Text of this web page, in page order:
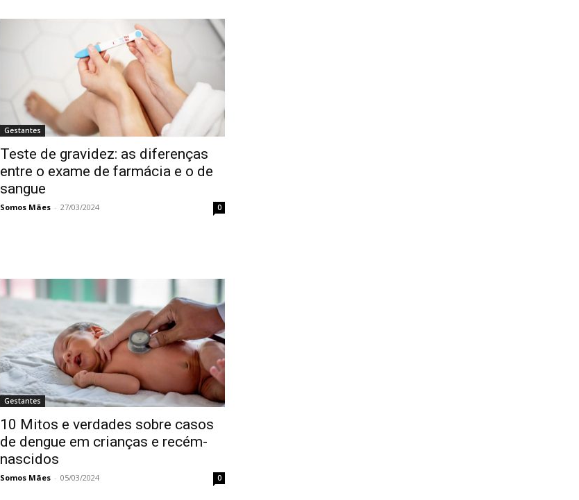
Gestantes
Teste de gravidez: as diferenças
entre o exame de farmácia e o de
sangue
Somos Mães - 27/03/2024 0
Gestantes
10 Mitos e verdades sobre casos
de dengue em crianças e recém-
nascidos
Somos Mães - 05/03/2024 0